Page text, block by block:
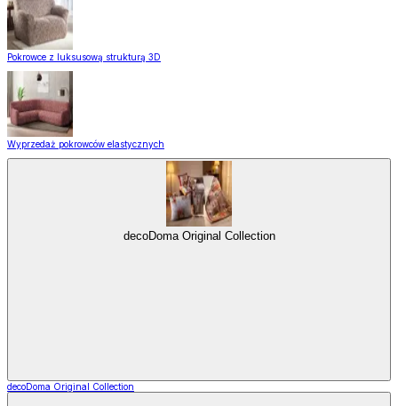
Pokrowce z luksusową strukturą 3D
Wyprzedaż pokrowców elastycznych
decoDoma Original Collection
decoDoma Original Collection